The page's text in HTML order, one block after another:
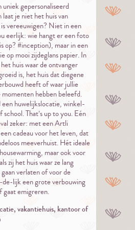
uniek gepersonaliseerd
je niet het huis van
vereeuwigen? Niet in een
eerlijk: wie hangt er een foto
op? #inception), maar in een
op mooi zijdeglans papier. In
huis waar de ontvanger
is, het huis dat diegene
heeft of waar jullie
momenten hebben beleefd.
huwelijkslocatie, winkel-
That’s up to you. Eén
zeker: met een Artli
cadeau voor het leven, dat
meeverhuist. Hét ideale
maar ook voor
zij het huis waar ze lang
verlaten of voor de
lijk een grote verbouwing
gaat emigreren.
vakantiehuis, kantoor of